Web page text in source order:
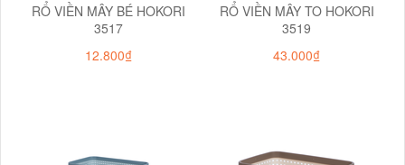
RỔ VIỀN MÂY BÉ HOKORI
3517
12.800₫
RỔ VIỀN MÂY TO HOKORI
3519
43.000₫